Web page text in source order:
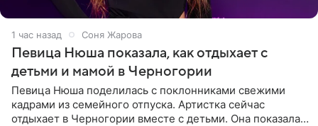
1 час назад Соня Жарова
Певица Нюша показала, как отдыхает с
детьми и мамой в Черногории
Певица Нюша поделилась с поклонниками свежими
кадрами из семейного отпуска. Артистка сейчас
отдыхает в Черногории вместе с детьми. Она показала,